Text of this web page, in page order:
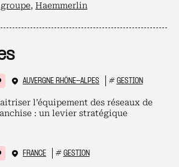
, Haemmerlin
AUVERGNE RHÔNE-ALPES # GESTION
l’équipement des réseaux de
: un levier stratégique
FRANCE # GESTION